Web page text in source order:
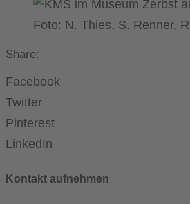
Share:
Facebook
Twitter
Pinterest
LinkedIn
Kontakt aufnehmen